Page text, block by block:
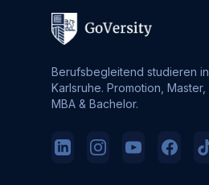
Berufsbegleitend studieren in
Karlsruhe. Promotion, Master,
MBA & Bachelor.